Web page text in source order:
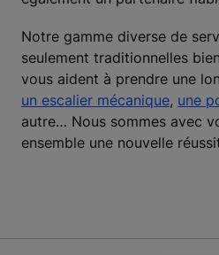
Notre gamme diverse de
seulement traditionnelles
vous aident à prendre une
un escalier mécanique, une
autre… Nous sommes avec
ensemble une nouvelle